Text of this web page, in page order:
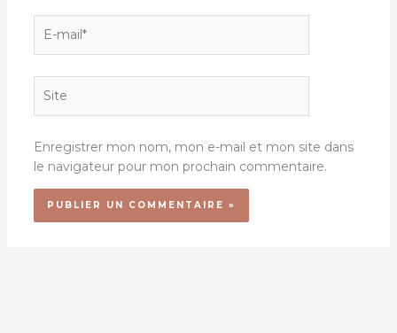
mail*
Enregistrer mon nom, mon e-mail et mon site dans
le navigateur pour mon prochain commentaire.